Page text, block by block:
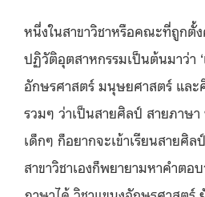
หนึ่งในสาขาวิชาหรือคณะที่ถูกตั้
ปฏิวัติอุตสาหกรรมเป็นต้นมาว่า
อักษรศาสตร์ มนุษยศาสตร์ และ
รวมๆ ว่าเป็นสายศิลป์ สายภาษ
เด็กๆ ก็อยากจะเข้าเรียนสายศิ
สาขาวิชาเองก็พยายามหาคำตอ